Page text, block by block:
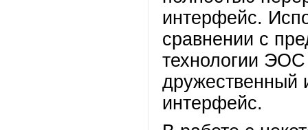
интерфейс.
сравнении с
технологии
дружественный
интерфейс.